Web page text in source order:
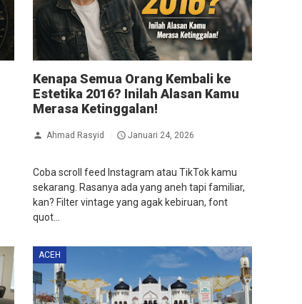
Kenapa Semua Orang Kembali ke
Estetika 2016? Inilah Alasan Kamu
Merasa Ketinggalan!
Ahmad Rasyid Januari 24, 2026
Coba scroll feed Instagram atau TikTok kamu
sekarang. Rasanya ada yang aneh tapi familiar,
kan? Filter vintage yang agak kebiruan, font
quot...
ACEH